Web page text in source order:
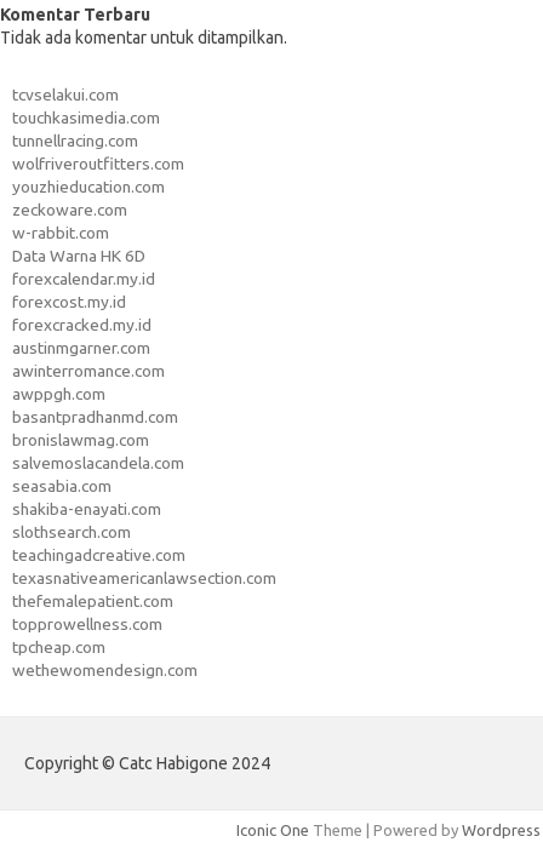
Komentar Terbaru
Tidak ada komentar untuk ditampilkan.
tcvselakui.com
touchkasimedia.com
tunnellracing.com
wolfriveroutfitters.com
youzhieducation.com
zeckoware.com
w-rabbit.com
Data Warna HK 6D
forexcalendar.my.id
forexcost.my.id
forexcracked.my.id
austinmgarner.com
awinterromance.com
awppgh.com
basantpradhanmd.com
bronislawmag.com
salvemoslacandela.com
seasabia.com
shakiba-enayati.com
slothsearch.com
teachingadcreative.com
texasnativeamericanlawsection.com
thefemalepatient.com
topprowellness.com
tpcheap.com
wethewomendesign.com
Copyright © Catc Habigone 2024
Iconic One Theme | Powered by Wordpress